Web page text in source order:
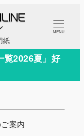
紙
MENU
覧2026夏」好
案内